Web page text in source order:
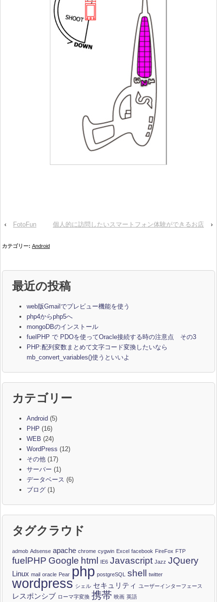
‹ FotoFun 個人的に訪問したいスマートフォン体験ができるお店 ›
カテゴリー: Android
最近の投稿
web版Gmailでプレビュー機能を使う
php4からphp5へ
mongoDBのインストール
fuelPHP で PDOを使ってOracle接続する時の注意点 その3
PHP:配列変数まとめて文字コード変換したいなら
mb_convert_variables()使うといいよ
カテゴリー
Android (5)
PHP (16)
WEB (24)
WordPress (12)
その他(17)
サーバー (1)
データベース (6)
ブログ(1)
タグクラウド
admob Adsense apache chrome cygwin Excel facebook FireFox FTP
fuelPHP Google html IE6 Javascript Jazz JQuery
Linux mail oracle Pear php postgreSQL shell twitter
wordpress シェル セキュリティ ユーザーインターフェース
レスポンシブ ローマ字変換 携帯 映画 英語